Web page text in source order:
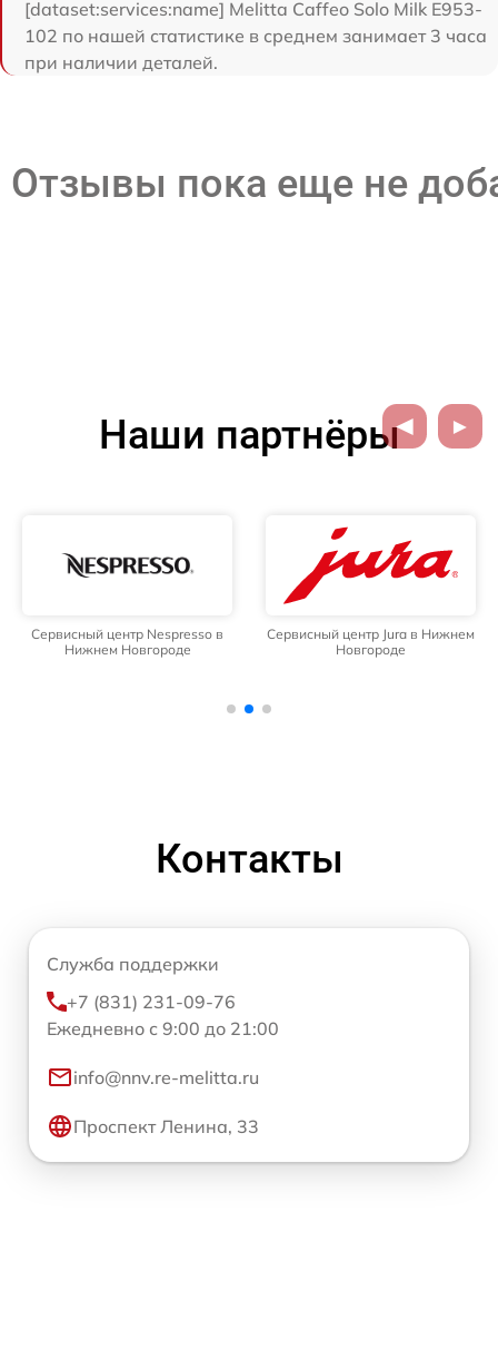
[dataset:services:name] Melitta Caffeo Solo Milk E953-
102 по нашей статистике в среднем занимает 3 часа
при наличии деталей.
Отзывы пока еще не
Наши партнёры
Сервисный центр Nespresso в
Нижнем Новгороде
Сервисный центр Jura в Нижнем
Новгороде
Контакты
Служба поддержки
+7 (831) 231-09-76
Ежедневно с 9:00 до 21:00
info@nnv.re-melitta.ru
Проспект Ленина, 33